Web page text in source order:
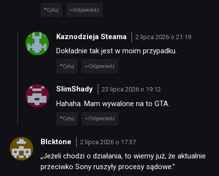
Cytuj Odpowiedz
Kaznodzieja Steama 2 lipca 2026 o 21:19
Dokładnie tak jest w moim przypadku.
Cytuj Odpowiedz
SlimShady 23 lipca 2026 o 19:12
Hahaha. Mam wywalone na to GTA.
Cytuj Odpowiedz
Blcktone 2 lipca 2026 o 17:37
„Jeżeli chodzi o działania, to wiemy już, że aktualnie
przeciwko Sony ruszyły procesy sądowe.”